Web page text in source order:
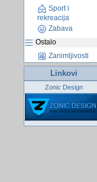
Sport i
rekreacija
Zabava
Ostalo
Zanimljivosti
Linkovi
Zonic Design